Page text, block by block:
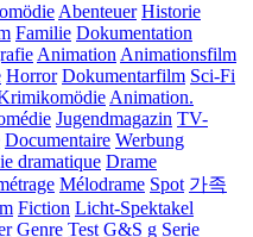
Abenteuer Historie
Familie Dokumentation
AnimationAnimationsfilm
Horror Dokumentarfilm Sci-Fi
Animation.
Jugendmagazin TV-
Documentaire Werbung
dramatique Drame
Mélodrame Spot 가족
Fiction Licht-Spektakel
Genre Test G&S g Serie